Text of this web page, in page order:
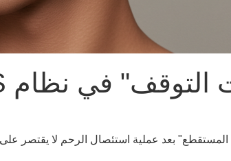
بعد عملية استئصال الرحم لا يقتصر